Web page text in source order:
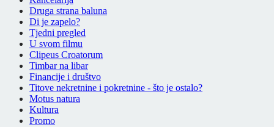
Druga strana baluna
Di je zapelo?
Tjedni pregled
U svom filmu
Clipeus Croatorum
Timbar na libar
Financije i društvo
Titove nekretnine i pokretnine - što je ostalo?
Motus natura
Kultura
Promo